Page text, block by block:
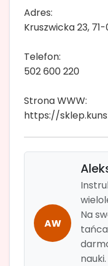
Adres:
Kruszwicka 23,
Telefon:
502 600 220
Strona WWW:
https://
AW
Na
nauki.